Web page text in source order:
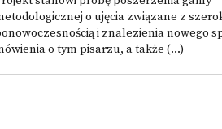
o ujęcia związane z
i znalezienia nowego
o tym pisarzu, a także (...)